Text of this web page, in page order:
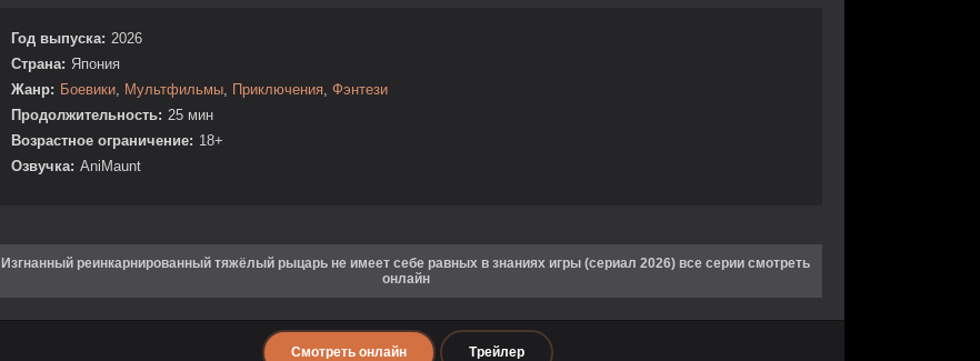
Год выпуска: 2026
Страна: Япония
Жанр: Боевики Мультфильмы Приключения Фэнтези
Продолжительность: 25 мин
Возрастное ограничение: 18+
Озвучка: AniMaunt
Изгнанный реинкарнированный тяжёлый рыцарь не имеет себе равных в знаниях игры (сериал 2026) все серии смотреть
онлайн
Смотреть онлайн Трейлер